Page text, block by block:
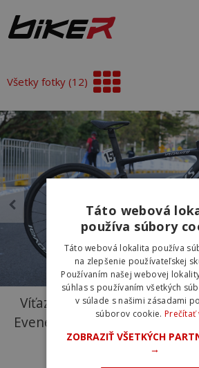
Všetky fotky (12)
Víťazný bicykel S-Works
Evenepoela z Majstrovstiev
Specialized
Táto webová
používa súbory
Táto webová lokalita používa
na zlepšenie používateľskej
Používaním našej webovej
súhlas s používaním všetkých
v súlade s našimi zásadami
súborov cookie. Prečítať
ZOBRAZIŤ VŠETKÝCH
→